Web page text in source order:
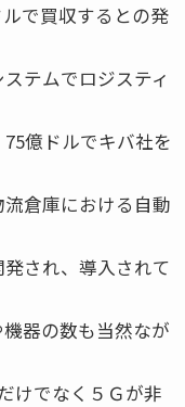
で買収するとの発
テムでロジスティ
億ドルでキバ社を
倉庫における自動
され、導入されて
器の数も当然なが
けでなく５Ｇが非